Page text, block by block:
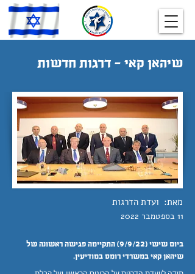
שיהאן קאי - דרגות חדשות
ועדת הדרגות מאת:
11 בספטמבר 2022
ביום שישי (9/9/22) התקיימה פגישה ראשונה של
שיהאן קאי במשרדי רומס במודיעין.